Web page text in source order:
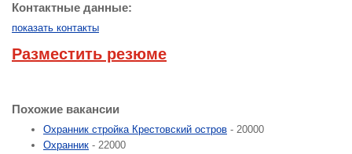
Контактные данные:
показать контакты
Разместить резюме
Похожие вакансии
Охранник стройка Крестовский остров - 20000
Охранник - 22000